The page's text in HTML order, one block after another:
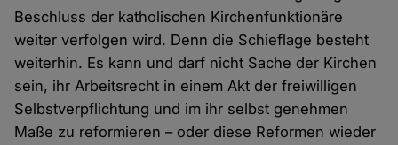
Beschluss der katholischen Kirchenfunktionäre
weiter verfolgen wird. Denn die Schieflage besteht
weiterhin. Es kann und darf nicht Sache der Kirchen
sein, ihr Arbeitsrecht in einem Akt der freiwilligen
Selbstverpflichtung und im ihr selbst genehmen
Maße zu reformieren – oder diese Reformen wieder